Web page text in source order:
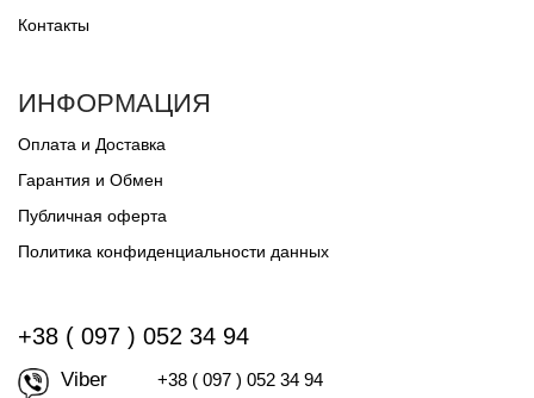
Контакты
ИНФОРМАЦИЯ
Оплата и Доставка
Гарантия и Обмен
Публичная оферта
Политика конфиденциальности данных
+38 ( 097 ) 052 34 94
Viber +38 ( 097 ) 052 34 94